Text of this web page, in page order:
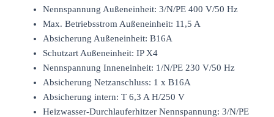
Nennspannung Außeneinheit: 3/N/PE 400 V/50 Hz
Max. Betriebsstrom Außeneinheit: 11,5 A
Absicherung Außeneinheit: B16A
Schutzart Außeneinheit: IP X4
Nennspannung Inneneinheit: 1/N/PE 230 V/50 Hz
Absicherung Netzanschluss: 1 x B16A
Absicherung intern: T 6,3 A H/250 V
Heizwasser-Durchlauferhitzer Nennspannung: 3/N/PE